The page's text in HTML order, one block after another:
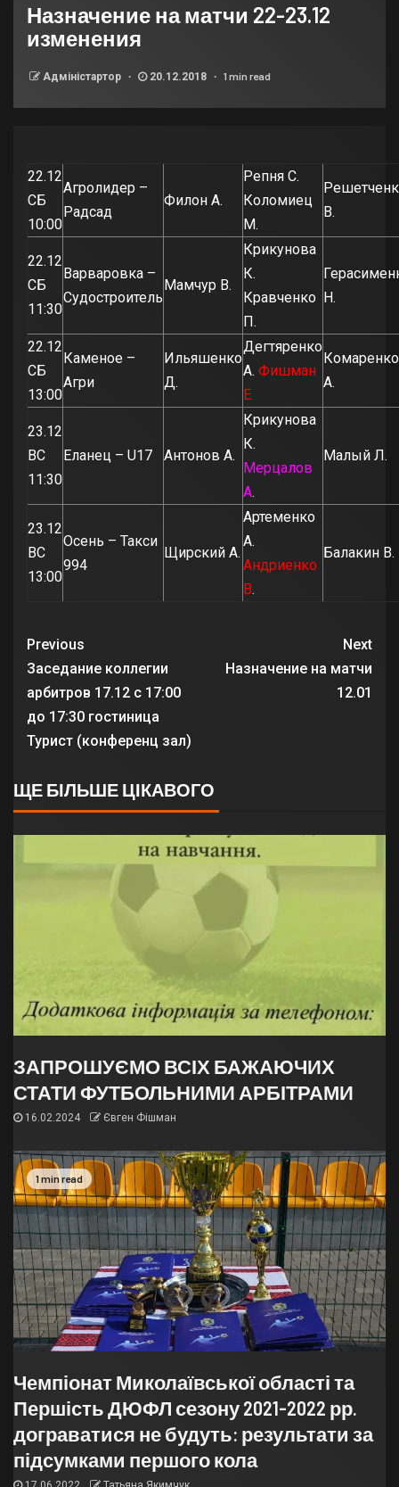
Назначение на матчи 22-23.12
изменения
Адміністартор 20.12.2018 1 min read
22.12
СБ
10:00
Агролидер –
Радсад
Филон А.
Репня С.
Коломиец
М.
В.
22.12
СБ
11:30
Варваровка –
Судостроитель
Мамчур В.
Крикунова
К.
Кравченко
П.
Н.
22.12
СБ
13:00
Каменое –
Агри
Ильяшенко
Д.
Дегтяренко
А. Фишман
Е.
Комаренко
А.
23.12
ВС
11:30
Еланец – U17 Антонов А.
Крикунова
К.
Мерцалов
А.
Малый Л.
23.12
ВС
13:00
Осень – Такси
994
Щирский А.
Артеменко
А.
Андриенко
В.
Балакин В.
Previous
Заседание коллегии
арбитров 17.12 с 17:00
до 17:30 гостиница
Турист (конференц зал)
Next
Назначение на матчи
12.01
ЩЕ БІЛЬШЕ ЦІКАВОГО
ЗАПРОШУЄМО ВСІХ БАЖАЮЧИХ
СТАТИ ФУТБОЛЬНИМИ АРБІТРАМИ
16.02.2024 Євген Фішман
1 min read
Чемпіонат Миколаївської області та
Першість ДЮФЛ сезону 2021-2022 рр.
дограватися не будуть: результати за
підсумками першого кола